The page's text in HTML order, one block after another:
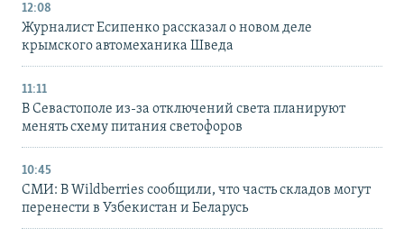
12:08
Журналист Есипенко рассказал о новом деле
крымского автомеханика Шведа
11:11
В Севастополе из-за отключений света планируют
менять схему питания светофоров
10:45
СМИ: В Wildberries сообщили, что часть складов могут
перенести в Узбекистан и Беларусь